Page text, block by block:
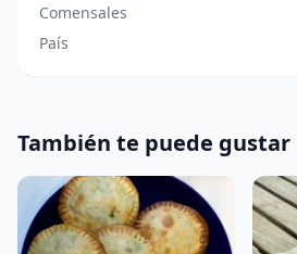
Comensales
País
También te puede gustar